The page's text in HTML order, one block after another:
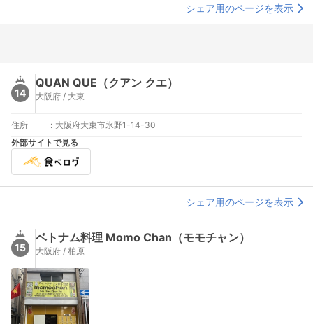
シェア用のページを表示
14
QUAN QUE（クアン クエ）
大阪府 / 大東
住所 : 大阪府大東市氷野1-14-30
外部サイトで見る
シェア用のページを表示
15
ベトナム料理 Momo Chan（モモチャン）
大阪府 / 柏原